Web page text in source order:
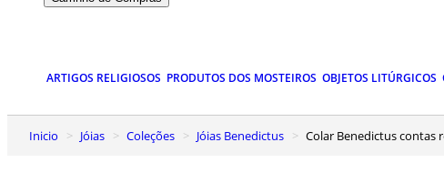
ARTIGOS RELIGIOSOS PRODUTOS DOS MOSTEIROS OBJETOS LITÚRGICOS
Inicio Jóias Coleções Jóias Benedictus Colar Benedictus